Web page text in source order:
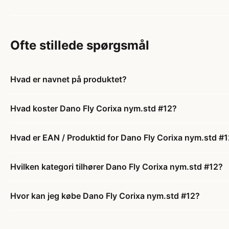
Ofte stillede spørgsmål
Hvad er navnet på produktet?
Hvad koster Dano Fly Corixa nym.std #12?
Hvad er EAN / Produktid for Dano Fly Corixa nym.std
Hvilken kategori tilhører Dano Fly Corixa nym.std #12?
Hvor kan jeg købe Dano Fly Corixa nym.std #12?